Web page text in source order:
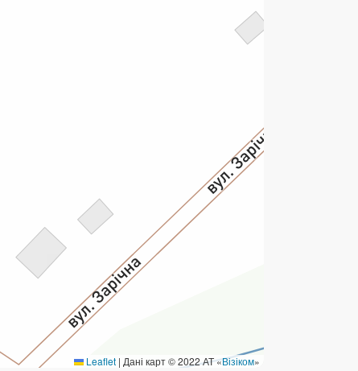
Leaflet | Дані карт © 2022 АТ «Візіком»